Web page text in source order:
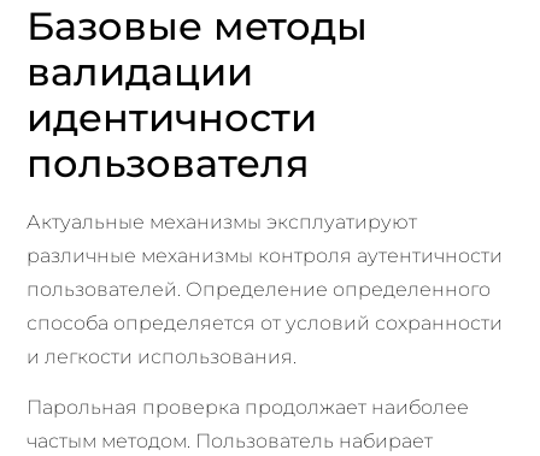
Базовые методы
валидации
идентичности
пользователя
Актуальные механизмы эксплуатируют
различные механизмы контроля аутентичности
пользователей. Определение определенного
способа определяется от условий сохранности
и легкости использования.
Парольная проверка продолжает наиболее
частым методом. Пользователь набирает